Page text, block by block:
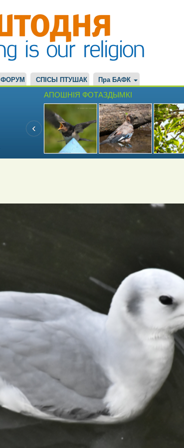
ФОРУМ СПІСЫ ПТУШАК Пра БАФК
АПОШНІЯ ФОТАЗДЫМКІ